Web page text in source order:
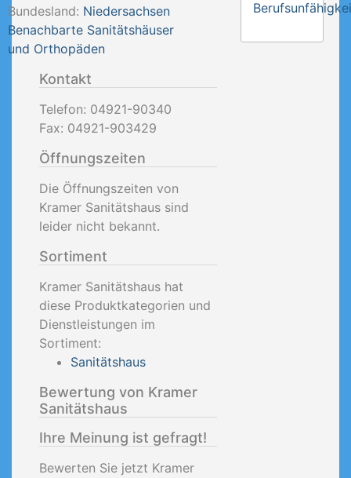
Bundesland: Niedersachsen
Benachbarte Sanitätshäuser
und Orthopäden
Kontakt
Telefon: 04921-90340
Fax: 04921-903429
Öffnungszeiten
Die Öffnungszeiten von
Kramer Sanitätshaus sind
leider nicht bekannt.
Sortiment
Kramer Sanitätshaus hat
diese Produktkategorien und
Dienstleistungen im
Sortiment:
Sanitätshaus
Bewertung von Kramer
Sanitätshaus
Ihre Meinung ist gefragt!
Bewerten Sie jetzt Kramer